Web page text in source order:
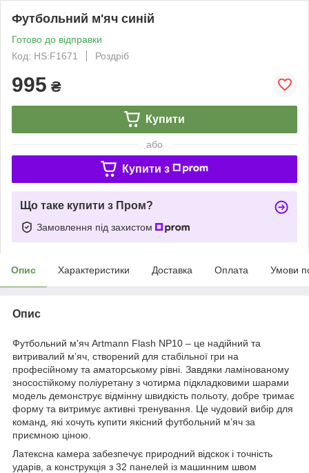
Футбольний м'яч синій
Готово до відправки
Код: HS:F1671
Роздріб
995 ₴
Купити
або
Купити з
Що таке купити з Пром?
Замовлення під захистом
Опис Характеристики Доставка Оплата Умови
Опис
Футбольний м'яч Artmann Flash NP10 – це надійний та
витривалий м’яч, створений для стабільної гри на
професійному та аматорському рівні. Завдяки ламінованому
зносостійкому поліуретану з чотирма підкладковими шарами
модель демонструє відмінну швидкість польоту, добре тримає
форму та витримує активні тренування. Це чудовий вибір для
команд, які хочуть купити якісний футбольний м’яч за
приємною ціною.
Латексна камера забезпечує природний відскок і точність
ударів, а конструкція з 32 панелей із машинним швом